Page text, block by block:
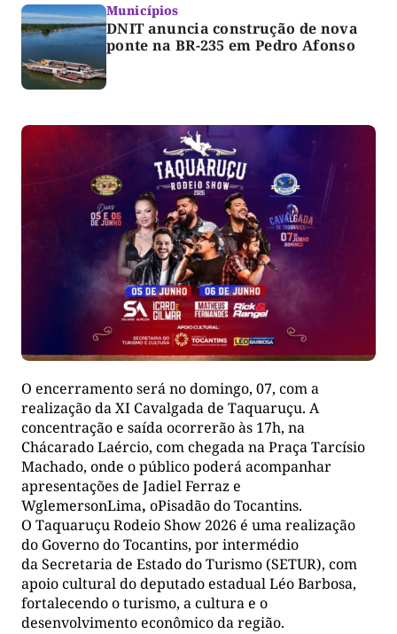
Municípios
DNIT anuncia construção de nova
ponte na BR-235 em Pedro Afonso
O encerramento será no domingo, 07, com a
realização da XI Cavalgada de Taquaruçu. A
concentração e saída ocorrerão às 17h, na
Chácarado Laércio, com chegada na Praça Tarcísio
Machado, onde o público poderá acompanhar
apresentações de Jadiel Ferraz e
WglemersonLima, oPisadão do Tocantins.
O Taquaruçu Rodeio Show 2026 é uma realização
do Governo do Tocantins, por intermédio
da Secretaria de Estado do Turismo (SETUR), com
apoio cultural do deputado estadual Léo Barbosa,
fortalecendo o turismo, a cultura e o
desenvolvimento econômico da região.